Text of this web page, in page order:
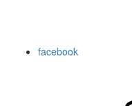
facebook